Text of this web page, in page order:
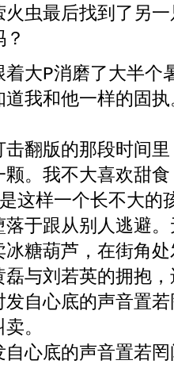
火虫最后找到了另
大P消磨了大半个
道我和他一样的固
击翻版的那段时间
颗。我不大喜欢甜
这样一个长不大的
落于跟从别人逃避
冰糖葫芦，在街角
磊与刘若英的拥抱
发自心底的声音置
。
自心底的声音置若